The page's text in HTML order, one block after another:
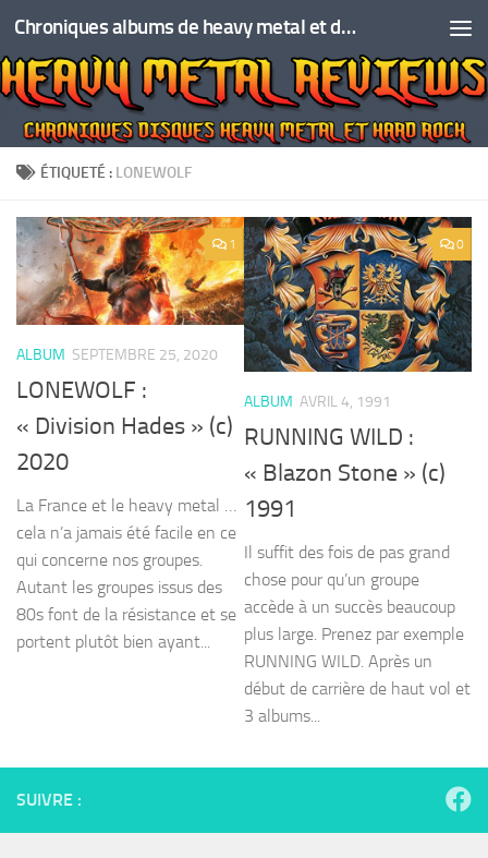
Skip to content Chroniques albums de heavy metal et de hard rock
ÉTIQUETÉ : LONEWOLF
1
ALBUM SEPTEMBRE 25, 2020
LONEWOLF :
« Division Hades » (c)
2020
La France et le heavy metal …
cela n’a jamais été facile en ce
qui concerne nos groupes.
Autant les groupes issus des
80s font de la résistance et se
portent plutôt bien ayant...
0
ALBUM AVRIL 4, 1991
RUNNING WILD :
« Blazon Stone » (c)
1991
Il suffit des fois de pas grand
chose pour qu’un groupe
accède à un succès beaucoup
plus large. Prenez par exemple
RUNNING WILD. Après un
début de carrière de haut vol et
3 albums...
SUIVRE :